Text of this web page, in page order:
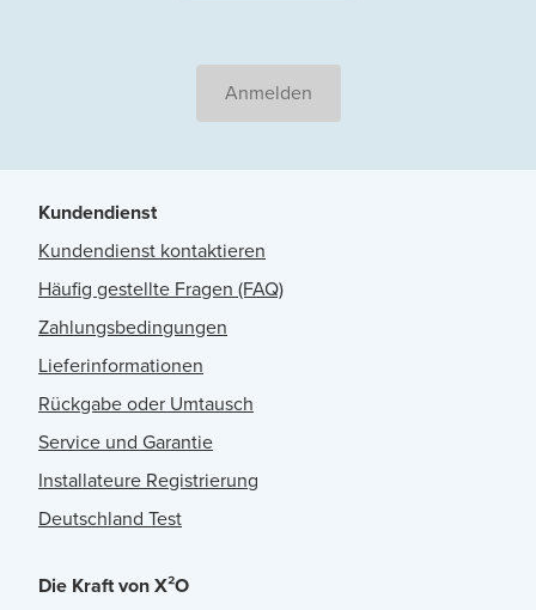
Anmelden
Kundendienst
Kundendienst kontaktieren
Häufig gestellte Fragen (FAQ)
Zahlungsbedingungen
Lieferinformationen
Rückgabe oder Umtausch
Service und Garantie
Installateure Registrierung
Deutschland Test
Die Kraft von X²O